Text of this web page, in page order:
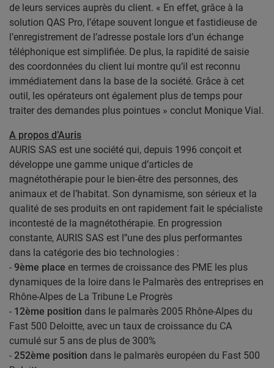
de leurs services auprès du client. « En effet, grâce à la
solution QAS Pro, l’étape souvent longue et fastidieuse de
l’enregistrement de l’adresse postale lors d’un échange
téléphonique est simplifiée. De plus, la rapidité de saisie
des coordonnées du client lui montre qu’il est reconnu
immédiatement dans la base de la société. Grâce à cet
outil, les opérateurs ont également plus de temps pour
traiter des demandes plus pointues » conclut Monique Vial.
A propos d’Auris
AURIS SAS est une société qui, depuis 1996 conçoit et
développe une gamme unique d’articles de
magnétothérapie pour le bien-être des personnes, des
animaux et de l’habitat. Son dynamisme, son sérieux et la
qualité de ses produits en ont rapidement fait le spécialiste
incontesté de la magnétothérapie. En progression
constante, AURIS SAS est l'’une des plus performantes
dans la catégorie des bio technologies :
- 9ème place en termes de croissance des PME les plus
dynamiques de la loire dans le Palmarès des entreprises en
Rhône-Alpes de La Tribune Le Progrès
- 12ème position dans le palmarès 2005 Rhône-Alpes du
Fast 500 Deloitte, avec un taux de croissance du CA
cumulé sur 5 ans de plus de 300%
- 252ème position dans le palmarès européen du Fast 500